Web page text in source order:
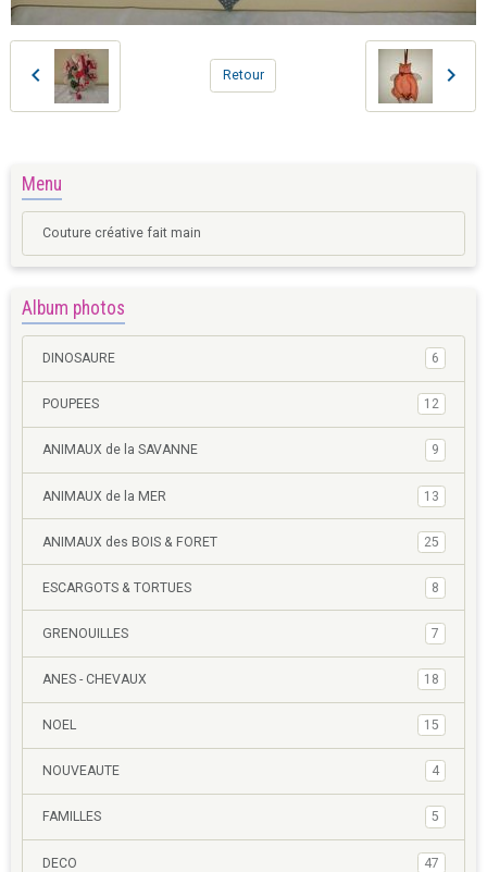
Retour
Menu
Couture créative fait main
Album photos
DINOSAURE 6
POUPEES 12
ANIMAUX de la SAVANNE 9
ANIMAUX de la MER 13
ANIMAUX des BOIS & FORET 25
ESCARGOTS & TORTUES 8
GRENOUILLES 7
ANES - CHEVAUX 18
NOEL 15
NOUVEAUTE 4
FAMILLES 5
DECO 47